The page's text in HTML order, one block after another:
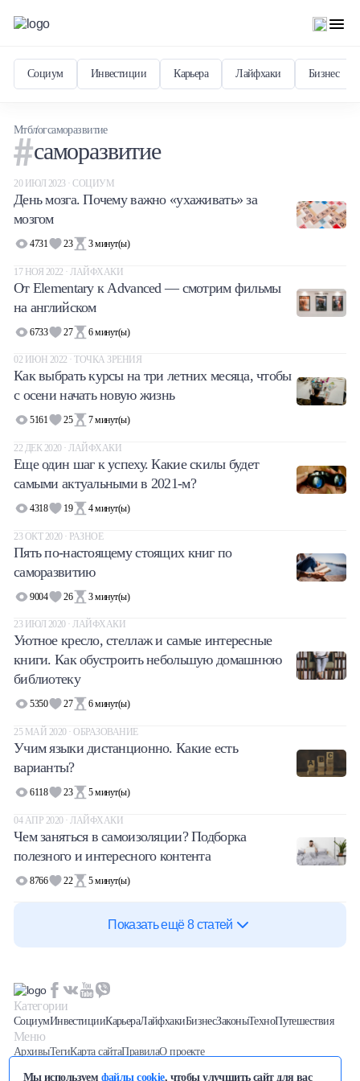
Мы используем файлы cookie, чтобы улучшить сайт для вас
Социум Инвестиции Карьера Лайфхаки Бизнес
Халва
Онлайн-обменник
Премиальный сервис Prime Line
Мобильный банк MOBY
Потребительский кредит
Карта КАКТУС
Продукты для Бизнеса
Мтблогсаморазвитие
саморазвитие
20 ИЮЛ 2023 · СОЦИУМ
День мозга. Почему важно «ухаживать» за
мозгом
4731 23 3минут(ы)
17 НОЯ 2022 · ЛАЙФХАКИ
От Elementary к Advanced — смотрим фильмы
на английском
6733 27 6минут(ы)
02 ИЮН 2022 · ТОЧКА ЗРЕНИЯ
Как выбрать курсы на три летних месяца, чтобы
с осени начать новую жизнь
5161 25 7минут(ы)
22 ДЕК 2020 · ЛАЙФХАКИ
Еще один шаг к успеху. Какие скилы будет
самыми актуальными в 2021-м?
4318 19 4минут(ы)
23 ОКТ 2020 · РАЗНОЕ
Пять по-настоящему стоящих книг по
саморазвитию
9004 26 3минут(ы)
23 ИЮЛ 2020 · ЛАЙФХАКИ
Уютное кресло, стеллаж и самые интересные
книги. Как обустроить небольшую домашнюю
библиотеку
5350 27 6минут(ы)
25 МАЙ 2020 · ОБРАЗОВАНИЕ
Учим языки дистанционно. Какие есть
варианты?
6118 23 5минут(ы)
04 АПР 2020 · ЛАЙФХАКИ
Чем заняться в самоизоляции? Подборка
полезного и интересного контента
8766 22 5минут(ы)
Показать ещё 8 статей
Категории
СоциумИнвестицииКарьераЛайфхакиБизнесЗаконыТехноПутешествия
Меню
АрхивыТегиКарта сайтаПравилаО проекте